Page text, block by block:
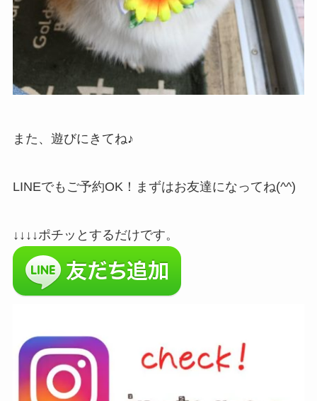
また、遊びにきてね♪
LINEでもご予約OK！まずはお友達になってね(^^)
↓↓↓↓ポチッとするだけです。